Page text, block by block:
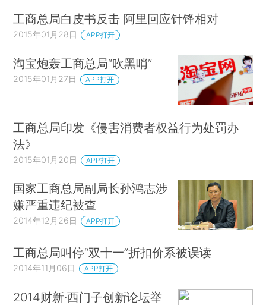
工商总局白皮书反击 阿里回应针锋相对
2015年01月28日 APP打开
淘宝炮轰工商总局“吹黑哨”
2015年01月27日 APP打开
工商总局印发《侵害消费者权益行为处罚办
法》
2015年01月20日 APP打开
国家工商总局副局长孙鸿志涉
嫌严重违纪被查
2014年12月26日 APP打开
工商总局叫停“双十一”折扣价系被误读
2014年11月06日 APP打开
2014财新·西门子创新论坛举